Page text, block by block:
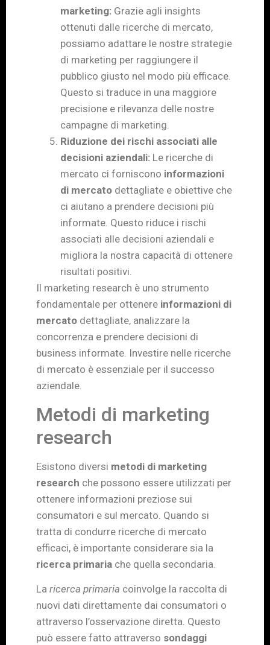
marketing: Grazie agli insights
ottenuti dalle ricerche di mercato,
possiamo adattare le nostre strategie
di marketing per raggiungere il
pubblico giusto nel modo più efficace.
Questo si traduce in una maggiore
precisione e rilevanza delle nostre
campagne di marketing.
Riduzione dei rischi associati alle
decisioni aziendali: Le ricerche di
mercato ci forniscono informazioni
di mercato dettagliate e obiettive che
ci aiutano a prendere decisioni più
informate. Questo riduce i rischi
associati alle decisioni aziendali e
migliora la nostra capacità di ottenere
risultati positivi.
Il marketing research è uno strumento
fondamentale per ottenere informazioni di
mercato dettagliate, analizzare la
concorrenza e prendere decisioni di
business informate. Investire nelle ricerche
di mercato è essenziale per il successo
aziendale.
Metodi di marketing
research
Esistono diversi metodi di marketing
research che possono essere utilizzati per
ottenere informazioni preziose sui
consumatori e sul mercato. Quando si
tratta di condurre ricerche di mercato
efficaci, è importante considerare sia la
ricerca primaria che quella secondaria.
La ricerca primaria coinvolge la raccolta di
nuovi dati direttamente dai consumatori o
attraverso l’osservazione diretta. Questo
può essere fatto attraverso sondaggi